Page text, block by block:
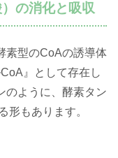
の消化と吸収
素型のCoAの誘導体
』として存在し
のように、酵素タン
形もあります。